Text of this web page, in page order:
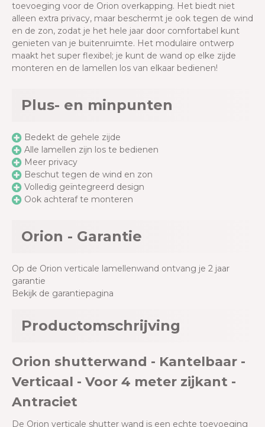
toevoeging voor de Orion overkapping. Het biedt niet
alleen extra privacy, maar beschermt je ook tegen de wind
en de zon, zodat je het hele jaar door comfortabel kunt
genieten van je buitenruimte. Het modulaire ontwerp
maakt het super flexibel; je kunt de wand op elke zijde
monteren en de lamellen los van elkaar bedienen!
Plus- en minpunten
Bedekt de gehele zijde
Alle lamellen zijn los te bedienen
Meer privacy
Beschut tegen de wind en zon
Volledig geïntegreerd design
Ook achteraf te monteren
Orion - Garantie
Op de Orion verticale lamellenwand ontvang je 2 jaar
garantie
Bekijk de garantiepagina
Productomschrijving
Orion shutterwand - Kantelbaar -
Verticaal - Voor 4 meter zijkant -
Antraciet
De Orion verticale shutter wand is een echte toevoeging